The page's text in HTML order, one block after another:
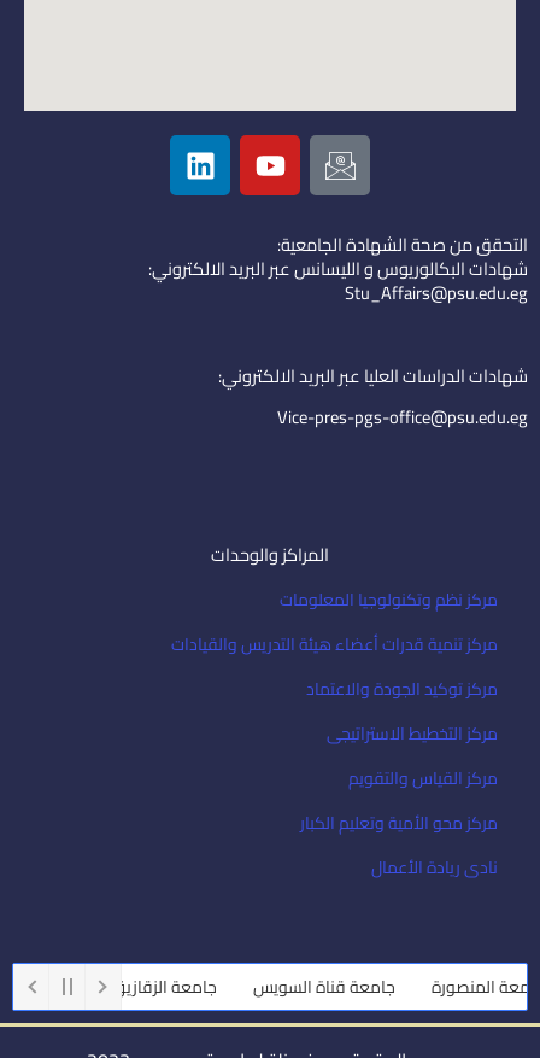
I
c
o
n
-
e
i
l
Y
o
u
u
b
L
i
n
e
d
التحقق من صحة الشهادة الجامعية:
شهادات البكالوريوس و الليسانس عبر البريد الالكتروني:
Stu_Affairs@psu.edu.eg
شهادات الدراسات العليا عبر البريد الالكتروني:
Vice-pres-pgs-office@psu.edu.eg
المراكز والوحدات
مركز نظم وتكنولوجيا المعلومات
مركز تنمية قدرات أعضاء هيئة التدريس والقيادات
مركز توكيد الجودة والاعتماد
مركز التخطيط الاستراتيجى
مركز القياس والتقويم
مركز محو الأمية وتعليم الكبار
نادى ريادة الأعمال
المنصورة جامعة قناة السويس جامعة الزقازيق جامعة